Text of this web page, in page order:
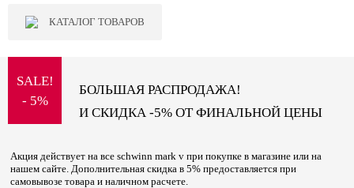
КАТАЛОГ ТОВАРОВ
SALE!
- 5%
БОЛЬШАЯ РАСПРОДАЖА!
И СКИДКА -5% ОТ ФИНАЛЬНОЙ ЦЕНЫ
Акция действует на все schwinn mark v при покупке в магазине или на
нашем сайте. Дополнительная скидка в 5% предоставляется при
самовывозе товара и наличном расчете.